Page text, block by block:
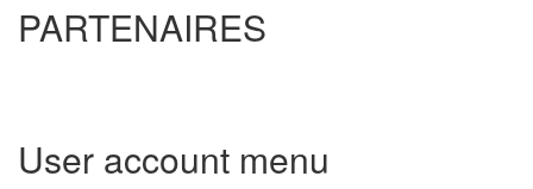
PARTENAIRES
User account menu